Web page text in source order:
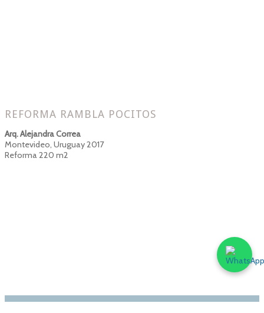
REFORMA RAMBLA POCITOS
Arq. Alejandra Correa
Montevideo, Uruguay 2017
Reforma 220 m2